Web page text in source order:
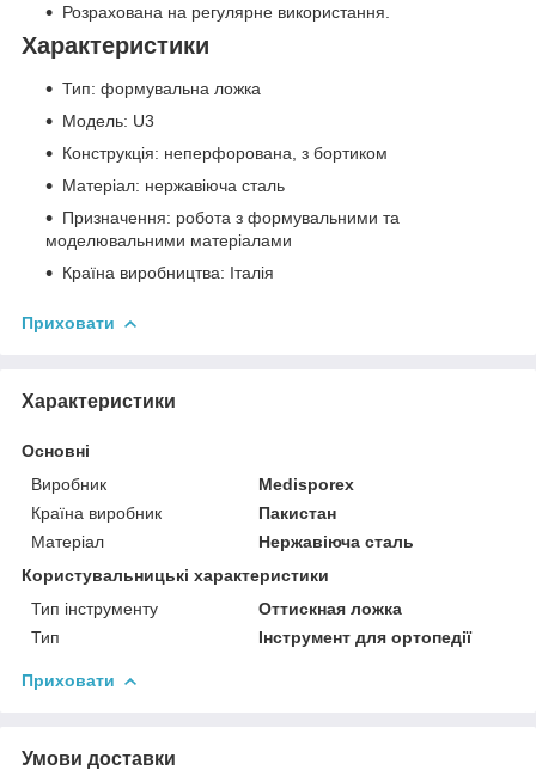
Розрахована на регулярне використання.
Характеристики
Тип: формувальна ложка
Модель: U3
Конструкція: неперфорована, з бортиком
Матеріал: нержавіюча сталь
Призначення: робота з формувальними та
моделювальними матеріалами
Країна виробництва: Італія
Приховати
Характеристики
Основні
Виробник
Medisporex
Країна виробник
Пакистан
Матеріал
Нержавіюча сталь
Користувальницькі характеристики
Тип інструменту
Оттискная ложка
Тип
Інструмент для ортопедії
Приховати
Умови доставки